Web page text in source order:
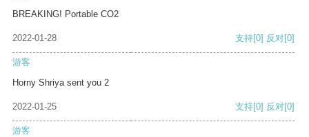
BREAKING! Portable CO2
2022-01-28 支持[0] 反对[0]
游客
Horny Shriya sent you 2
2022-01-25 支持[0] 反对[0]
游客